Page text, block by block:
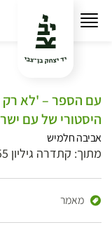
עם הספר – 'לא רק
היסטורי של עם
אביבה חלמיש
מתוך: קתדרה גיליון 155
מאמר